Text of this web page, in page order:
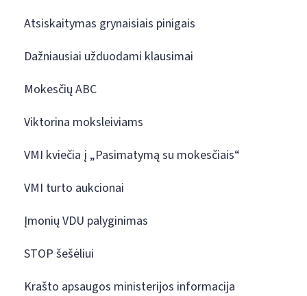
Atsiskaitymas grynaisiais pinigais
Dažniausiai užduodami klausimai
Mokesčių ABC
Viktorina moksleiviams
VMI kviečia į „Pasimatymą su mokesčiais“
VMI turto aukcionai
Įmonių VDU palyginimas
STOP šešėliui
Krašto apsaugos ministerijos informacija